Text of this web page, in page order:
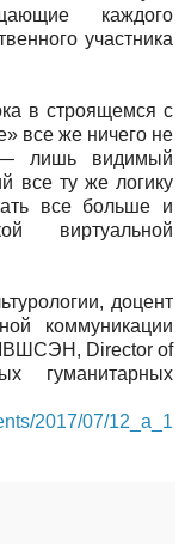
каждого
участника
в строящемся с
все же ничего не
лишь видимый
все ту же логику
все больше и
виртуальной
доцент
коммуникации
Director of
гуманитарных
2017/07/12_a_1